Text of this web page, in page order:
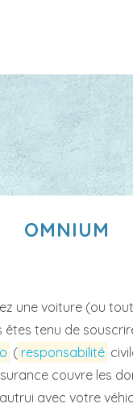
OMNIUM
une voiture (ou
êtes tenu de
( responsabilité
couvre les
avec votre